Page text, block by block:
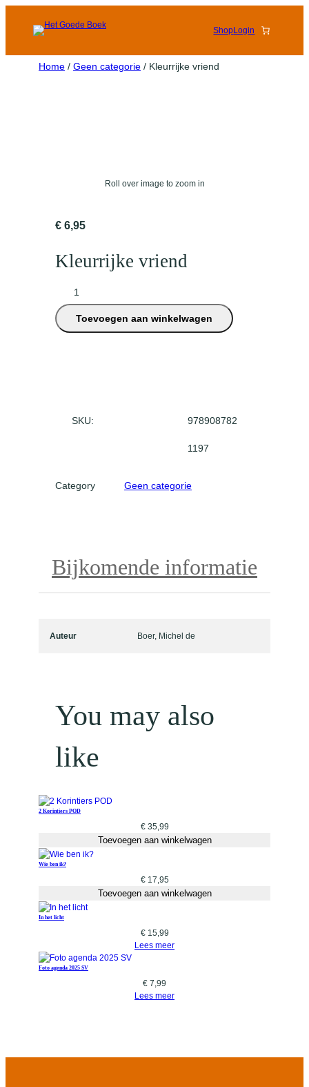
ShopLogin
Home / Geen categorie / Kleurrijke vriend
Roll over image to zoom in
€ 6,95
Kleurrijke vriend
e
i
a
l
Toevoegen aan winkelwagen
SKU: 978908782
1197
Category Geen categorie
Bijkomende informatie
Auteur Boer, Michel de
You may also
like
2 Korintiers POD
€35,99
Toevoegen aan winkelwagen
Wie ben ik?
€17,95
Toevoegen aan winkelwagen
In het licht
€15,99
Lees meer
Foto agenda 2025 SV
€ 7,99
Lees meer